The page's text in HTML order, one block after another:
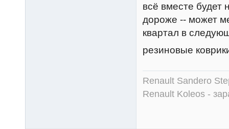
всё вместе будет
дороже -- может
квартал в
резиновые
Renault Sandero
Renault Koleos -